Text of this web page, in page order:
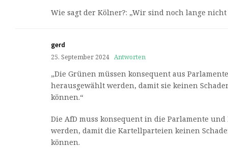
Wie sagt der Kölner?: „Wir sind noch lange nicht
gerd
25. September 2024 Antworten
„Die Grünen müssen konsequent aus
herausgewählt werden, damit sie keinen
können.“
Die AfD muss konsequent in die Parlamente
werden, damit die Kartellparteien keinen
können.